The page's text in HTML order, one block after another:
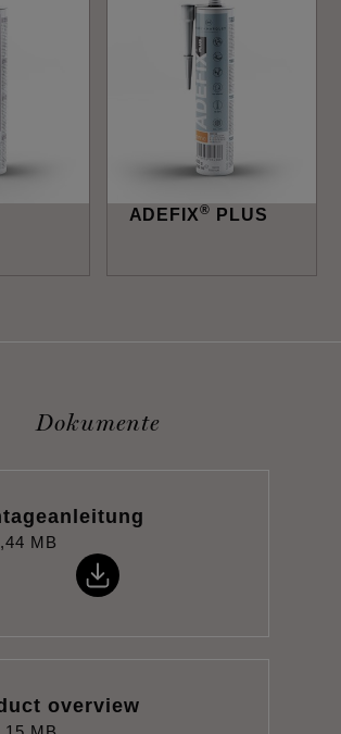
ADEFIX® PLUS
Dokumente
MB
overview